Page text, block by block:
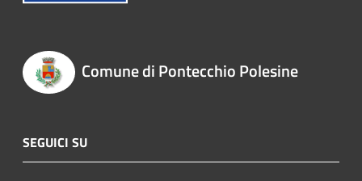
Comune di Pontecchio Polesine
SEGUICI SU